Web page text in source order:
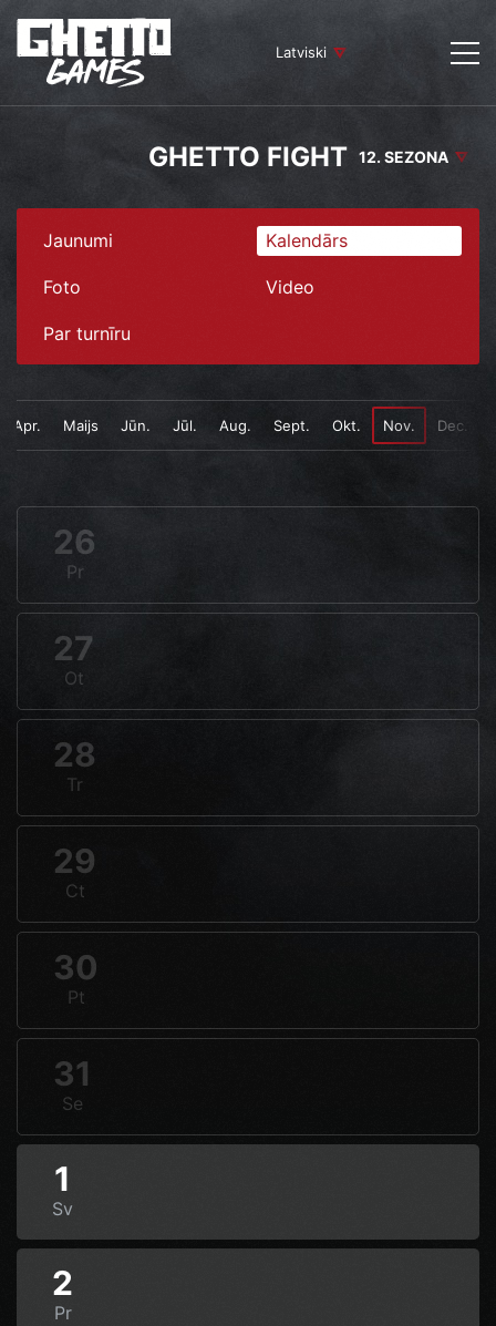
Latviski
GHETTO FIGHT 12. SEZONA
Jaunumi Kalendārs
Foto Video
Par turnīru
Apr. Maijs Jūn. Jūl. Aug. Sept. Okt. Nov. Dec.
26
Pr
27
Ot
28
Tr
29
Ct
30
Pt
31
Se
1
Sv
2
Pr